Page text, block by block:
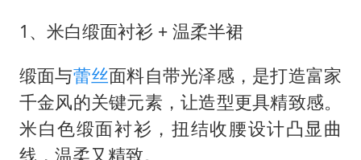
1、米白缎面衬衫 + 温柔半裙
缎面与蕾丝面料自带光泽感，是打造富家
千金风的关键元素，让造型更具精致感。
米白色缎面衬衫，扭结收腰设计凸显曲
线，温柔又精致。